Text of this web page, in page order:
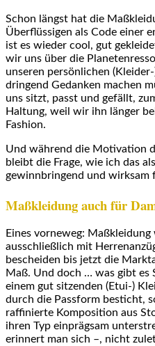
Schon längst hat die
Überflüssigen als Code einer
ist es wieder cool, gut
wir uns über die
unseren persönlichen
dringend Gedanken machen
uns sitzt, passt und gefällt,
Haltung, weil wir ihn länger
Fashion.
Und während die Motivation
bleibt die Frage, wie ich das
gewinnbringend und wirksam
Maßkleidung auch für
Eines vorneweg:
ausschließlich mit
bescheiden bis jetzt die
Maß. Und doch … was gibt es
einem gut sitzenden (Etui-)
durch die Passform besticht,
raffinierte Komposition aus
ihren Typ einprägsam
erinnert man sich –, nicht